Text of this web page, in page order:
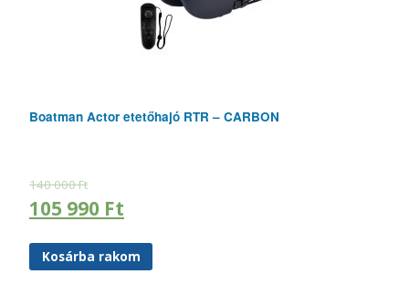
Boatman Actor etetőhajó RTR – CARBON
140 000Ft
105 990 Ft
Kosárba rakom